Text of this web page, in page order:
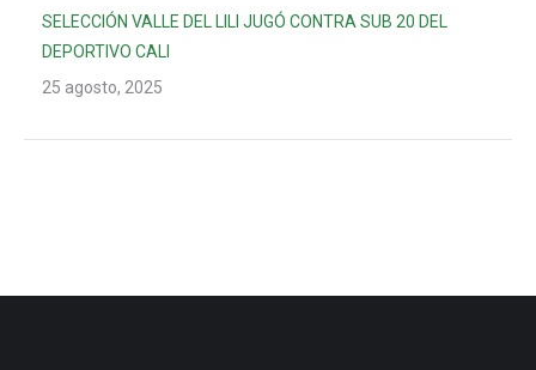
SELECCIÓN VALLE DEL LILI JUGÓ CONTRA SUB 20 DEL
DEPORTIVO CALI
25 agosto, 2025